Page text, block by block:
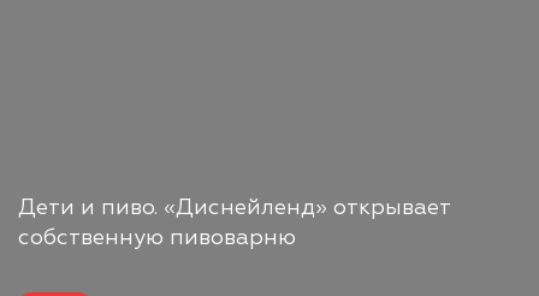
Дети и пиво. «Диснейленд» открывает
собственную пивоварню